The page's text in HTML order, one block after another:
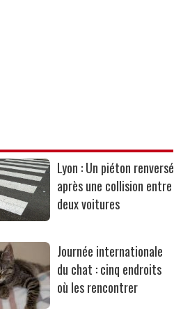
Lyon : Un piéton renversé
après une collision entre
deux voitures
Journée internationale
du chat : cinq endroits
où les rencontrer